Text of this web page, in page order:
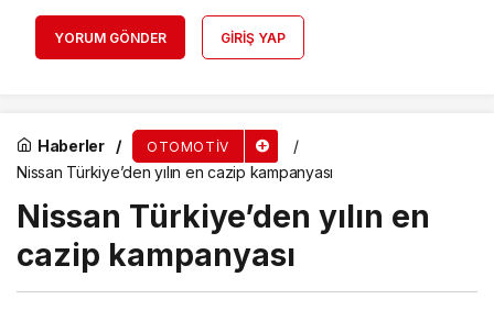
YORUM GÖNDER GIRIŞ YAP
Haberler OTOMOTIV
Nissan Türkiye’den yılın en cazip kampanyası
Nissan Türkiye’den yılın en
cazip kampanyası